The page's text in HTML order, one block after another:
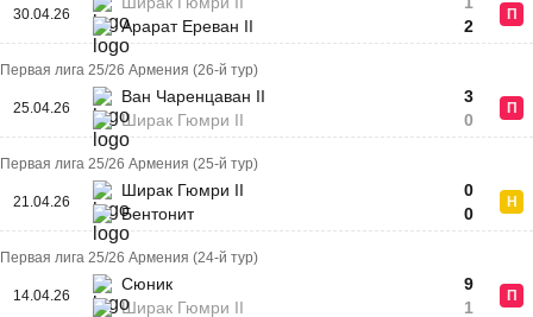
30.04.26
Арарат Ереван II
2
П
Первая лига 25/26 Армения (26-й тур)
25.04.26
Ван Чаренцаван II
Ширак Гюмри II
3
0
П
Первая лига 25/26 Армения (25-й тур)
21.04.26
Ширак Гюмри II
Бентонит
0
0
Н
Первая лига 25/26 Армения (24-й тур)
14.04.26
Сюник
Ширак Гюмри II
9
1
П